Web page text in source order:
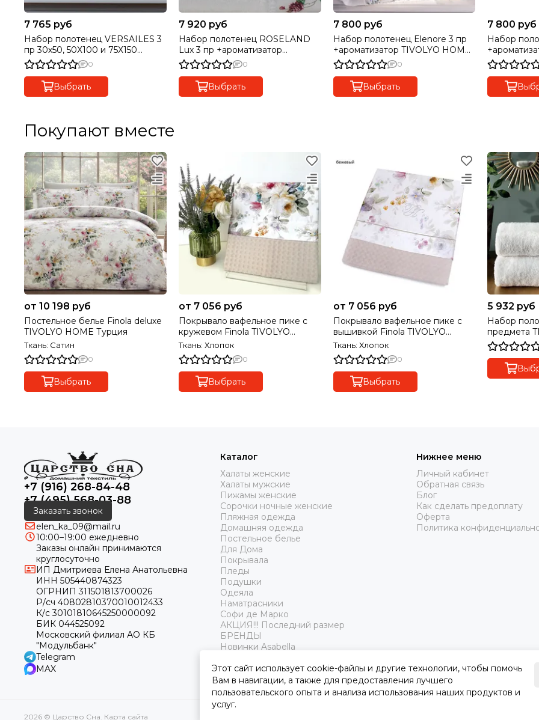
7 765 руб
Набор полотенец VERSAILES 3
пр 30х50, 50Х100 и 75Х150
+ароматизатор TIVOLYO HOME
Турция
0
Выбрать
7 920 руб
Набор полотенец ROSELAND
Lux 3 пр +ароматизатор
TIVOLYO HOME Турция
0
Выбрать
7 800 руб
Набор полотенец Elenore 3 пр
+ароматизатор TIVOLYO HOME
Турция
0
Выбрать
7 800 руб
Набор полотенец
+ароматизатор
Турция
Покупают вместе
от 10 198 руб
Постельное белье Finola deluxe
TIVOLYO HOME Турция
Ткань: Сатин
0
Выбрать
от 7 056 руб
Покрывало вафельное пике с
кружевом Finola TIVOLYO
HOME Турция
Ткань: Хлопок
0
Выбрать
от 7 056 руб
Покрывало вафельное пике с
вышивкой Finola TIVOLYO
HOME Турция
Ткань: Хлопок
0
Выбрать
5 932 руб
Набор полотенец
предмета TIVOLYO HOME
Турция
+7 (916) 268-84-48
+7 (495) 568-03-88
Заказать звонок
elen_ka_09@mail.ru
10:00–19:00 ежедневно
Заказы онлайн принимаются
круглосуточно
ИП Дмитриева Елена Анатольевна
ИНН 505440874323
ОГРНИП 311501813700026
Р/сч 40802810370010012433
К/с 30101810645250000092
БИК 044525092
Московский филиал АО КБ
"Модульбанк"
Telegram
MAX
Каталог
Халаты женские
Халаты мужские
Пижамы женские
Сорочки ночные женские
Пляжная одежда
Домашняя одежда
Постельное белье
Для Дома
Покрывала
Пледы
Подушки
Одеяла
Наматрасники
Софи де Марко
АКЦИЯ!!! Последний размер
БРЕНДЫ
Новинки Asabella
Нижнее меню
Личный кабинет
Обратная связь
Блог
Как сделать предоплату
Оферта
Политика
2026 © Царство Сна. Карта сайта
Этот сайт использует cookie-файлы и другие технологии, чтобы помочь
Вам в навигации, а также для предоставления лучшего
пользовательского опыта и анализа использования наших продуктов и
услуг.